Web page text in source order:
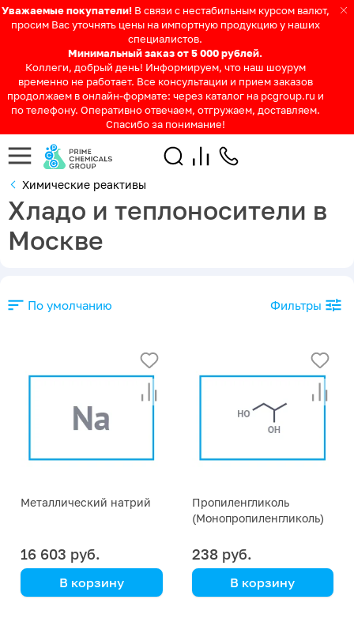
Уважаемые покупатели! В связи с нестабильным курсом валют,
просим Вас уточнять цены на импортную продукцию у наших
специалистов.
Минимальный заказ от 5 000 рублей.
Коллеги, добрый день! Информируем, что наш шоурум
временно не работает. Все консультации и прием заказов
продолжаем в онлайн-формате: через каталог на pcgroup.ru и
по телефону. Оперативно отвечаем, отгружаем, доставляем.
Спасибо за понимание!
Химические реактивы
Хладо и теплоносители в
Москве
По умолчанию Фильтры
Металлический натрий
16 603 руб.
В корзину
Пропиленгликоль
(Монопропиленгликоль)
238 руб.
В корзину